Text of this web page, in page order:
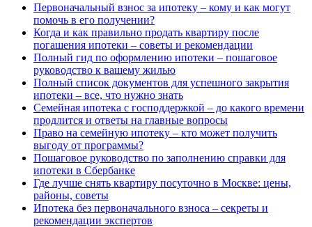
Первоначальный взнос за ипотеку – кому и как могут
помочь в его получении?
Когда и как правильно продать квартиру после
погашения ипотеки – советы и рекомендации
Полный гид по оформлению ипотеки – пошаговое
руководство к вашему жилью
Полный список документов для успешного закрытия
ипотеки – все, что нужно знать
Семейная ипотека с господдержкой – до какого времени
продлится и ответы на главные вопросы
Право на семейную ипотеку – кто может получить
выгоду от программы?
Пошаговое руководство по заполнению справки для
ипотеки в Сбербанке
Где лучше снять квартиру посуточно в Москве: цены,
районы, советы
Ипотека без первоначального взноса – секреты и
рекомендации экспертов